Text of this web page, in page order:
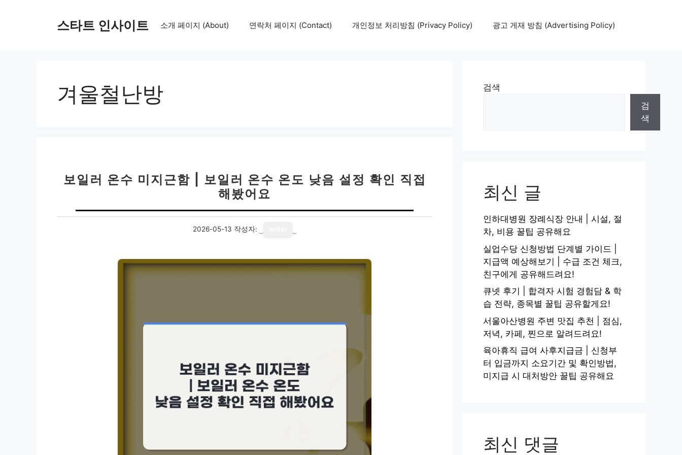
스타트 인사이트 소개 페이지 (About) 연락처 페이지 (Contact) 개인정보 처리방침 (Privacy Policy) 광고 게재 방침 (Advertising Policy)
겨울철난방
보일러 온수 미지근함 | 보일러 온수 온도 낮음 설정 확인 직접
해봤어요
2026-05-13 작성자:
검색
검
색
최신 글
인하대병원 장례식장 안내 | 시설, 절
차, 비용 꿀팁 공유해요
실업수당 신청방법 단계별 가이드 |
지급액 예상해보기 | 수급 조건 체크,
친구에게 공유해드려요!
큐넷 후기 | 합격자 시험 경험담 & 학
습 전략, 종목별 꿀팁 공유할게요!
서울아산병원 주변 맛집 추천 | 점심,
저녁, 카페, 찐으로 알려드려요!
육아휴직 급여 사후지급금 | 신청부
터 입금까지 소요기간 및 확인방법,
미지급 시 대처방안 꿀팁 공유해요
최신 댓글